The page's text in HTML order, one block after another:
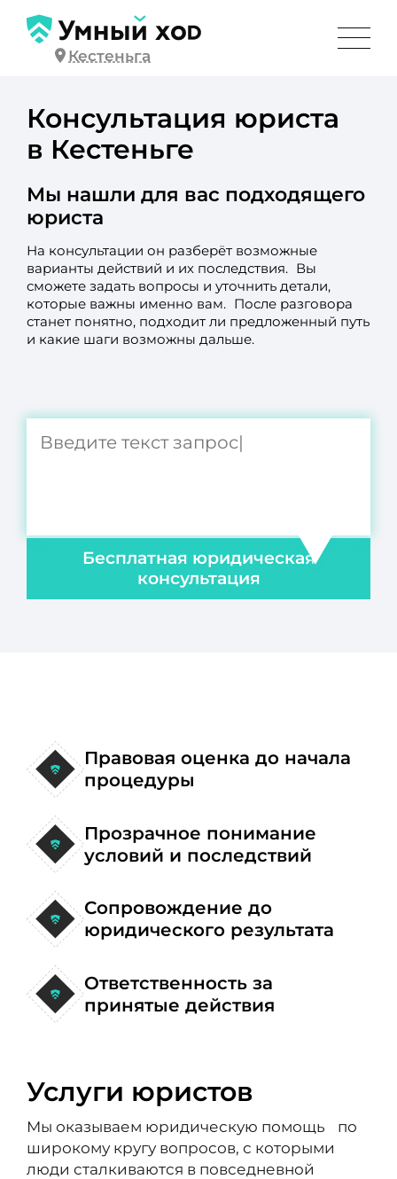
Кестеньга
Консультация юриста
в Кестеньге
Мы нашли для вас подходящего
юриста
На консультации он разберёт возможные
варианты действий и их последствия. Вы
сможете задать вопросы и уточнить детали,
которые важны именно вам. После разговора
станет понятно, подходит ли предложенный путь
и какие шаги возможны дальше.
Бесплатная юридическая
консультация
Правовая оценка до начала
процедуры
Прозрачное понимание
условий и последствий
Сопровождение до
юридического результата
Ответственность за
принятые действия
Услуги юристов
Мы оказываем юридическую помощь по
широкому кругу вопросов, с которыми
люди сталкиваются в повседневной